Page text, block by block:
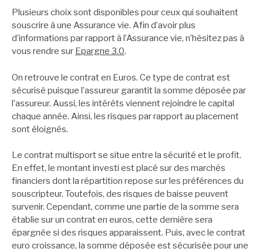
Plusieurs choix sont disponibles pour ceux qui souhaitent
souscrire à une Assurance vie. Afin d’avoir plus
d’informations par rapport à l’Assurance vie, n’hésitez pas à
vous rendre sur Epargne 3.0.
On retrouve le contrat en Euros. Ce type de contrat est
sécurisé puisque l’assureur garantit la somme déposée par
l’assureur. Aussi, les intérêts viennent rejoindre le capital
chaque année. Ainsi, les risques par rapport au placement
sont éloignés.
Le contrat multisport se situe entre la sécurité et le profit.
En effet, le montant investi est placé sur des marchés
financiers dont la répartition repose sur les préférences du
souscripteur. Toutefois, des risques de baisse peuvent
survenir. Cependant, comme une partie de la somme sera
établie sur un contrat en euros, cette dernière sera
épargnée si des risques apparaissent. Puis, avec le contrat
euro croissance, la somme déposée est sécurisée pour une